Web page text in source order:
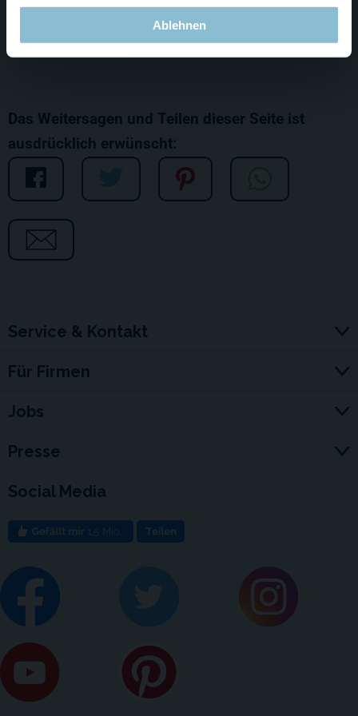
Ablehnen
Das Weitersagen und Teilen dieser Seite ist
ausdrücklich erwünscht:
Service & Kontakt
Für Firmen
Jobs
Presse
Social Media